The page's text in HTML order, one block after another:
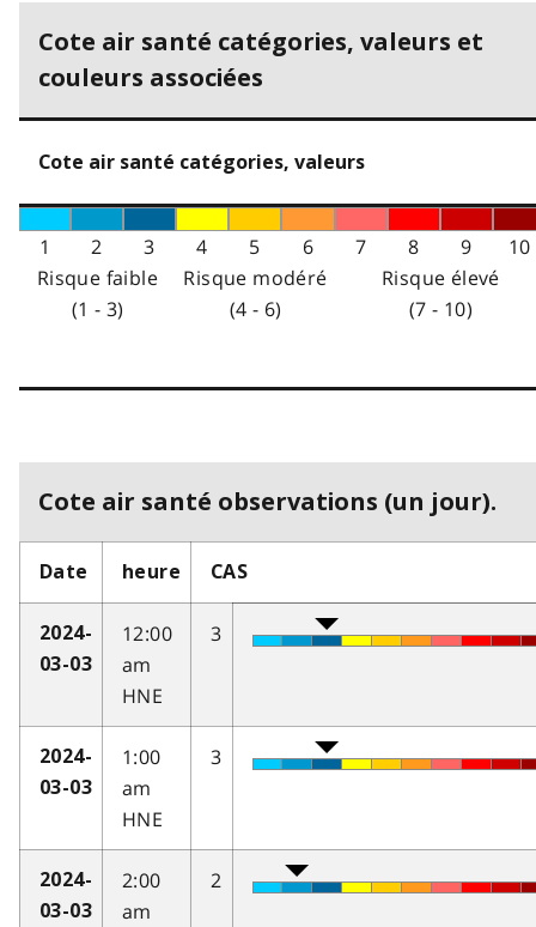
Cote air santé catégories, valeurs et
couleurs associées
Cote air santé catégories, valeurs
1 2 3 4 5 6 7 8 9
10
Risque faible
(1 - 3)
Risque modéré
(4 - 6)
Risque élevé
(7 - 10)
Cote air santé observations (un jour).
Date heure CAS
2024-
03-03
12:00
am
HNE
3
2024-
03-03
1:00
am
HNE
3
2024-
03-03
2:00
am
2